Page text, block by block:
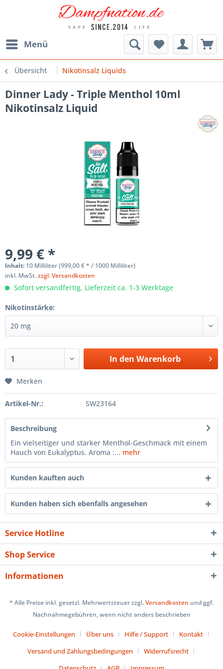
Menü
Übersicht Nikotinsalz Liquids
Dinner Lady - Triple Menthol 10ml
Nikotinsalz Liquid
9,99 € *
Inhalt: 10 Milliliter (999,00 € * / 1000 Milliliter)
inkl. MwSt.zzgl. Versandkosten
Sofort versandfertig, Lieferzeit ca. 1-3 Werktage
Nikotinstärke:
In den Warenkorb
Merken
Artikel-Nr.: SW23164
Beschreibung
Ein vielseitiger und starker Menthol-Geschmack mit einem
Hauch von Eukalyptus. Aroma :... mehr
Kunden kauften auch
Kunden haben sich ebenfalls angesehen
Service Hotline
Shop Service
Informationen
* Alle Preise inkl. gesetzl. Mehrwertsteuer zzgl.Versandkosten und ggf.
Nachnahmegebühren, wenn nicht anders beschrieben
Cookie-Einstellungen Über uns Hilfe / Support
Kontakt
Versand und Zahlungsbedingungen
Widerrufsrecht